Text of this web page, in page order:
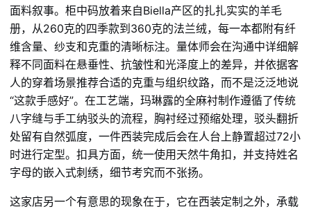
面料叙事。柜中码放着来自Biella产区的扎扎实实的羊毛
册，从260克的四季款到360克的法兰绒，每一本都附有纤
维含量、纱支和克重的清晰标注。量体师会在沟通中详细解
释不同面料在悬垂性、抗皱性和光泽度上的差异，并依据客
人的穿着场景推荐合适的克重与组织纹路，而不是泛泛地说
“这款手感好”。在工艺端，玛琳露的全麻衬制作遵循了传统
八字缝与手工纳驳头的流程，胸衬经过预缩处理，驳头翻折
处留有自然弧度，一件西装完成后会在人台上静置超过72小
时进行定型。扣具方面，统一使用天然牛角扣，并支持姓名
字母的嵌入式刺绣，细节考究而不张扬。
这家店另一个有意思的现象在于，它在西装定制之外，承载